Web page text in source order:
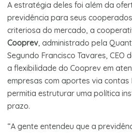
A estratégia deles foi além da
previdência para seus
criteriosa do mercado, a
Cooprev, administrado pela
Segundo Francisco Tavares, CEO
a flexibilidade do Cooprev em
empresas com aportes via contas
permitia estruturar uma política
prazo.
“A gente entendeu que a